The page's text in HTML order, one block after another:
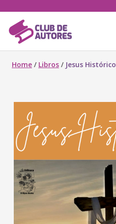
Home / Libros / Jesus Histórico